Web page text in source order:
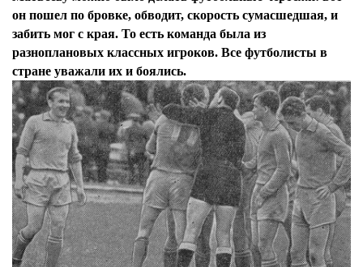
он пошел по бровке, обводит, скорость сумасшедшая, и
забить мог с края. То есть команда была из
разноплановых классных игроков. Все футболисты в
стране уважали их и боялись.